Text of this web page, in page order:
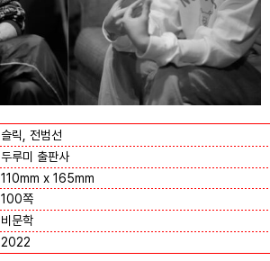
슬릭, 전범선
두루미 출판사
110mm x 165mm
100쪽
비문학
2022